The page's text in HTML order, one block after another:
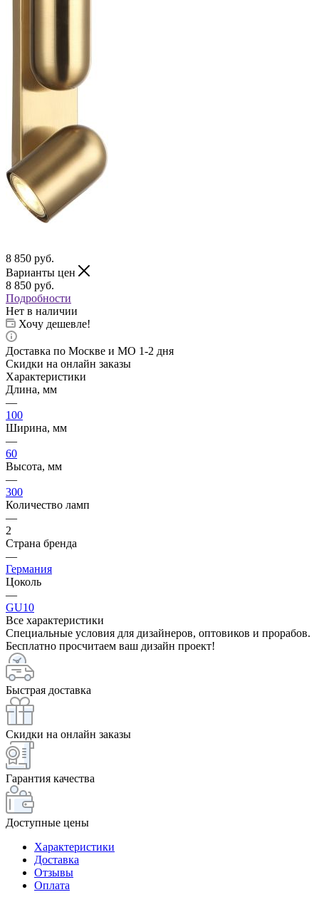
8 850 руб.
Варианты цен
8 850 руб.
Подробности
Нет в наличии
Хочу дешевле!
Доставка по Москве и МО 1-2 дня
Скидки на онлайн заказы
Характеристики
Длина, мм
—
100
Ширина, мм
—
60
Высота, мм
—
300
Количество ламп
—
2
Страна бренда
—
Германия
Цоколь
—
GU10
Все характеристики
Специальные условия для дизайнеров, оптовиков и прорабов.
Бесплатно просчитаем ваш дизайн проект!
Быстрая доставка
Скидки на онлайн заказы
Гарантия качества
Доступные цены
Характеристики
Доставка
Отзывы
Оплата